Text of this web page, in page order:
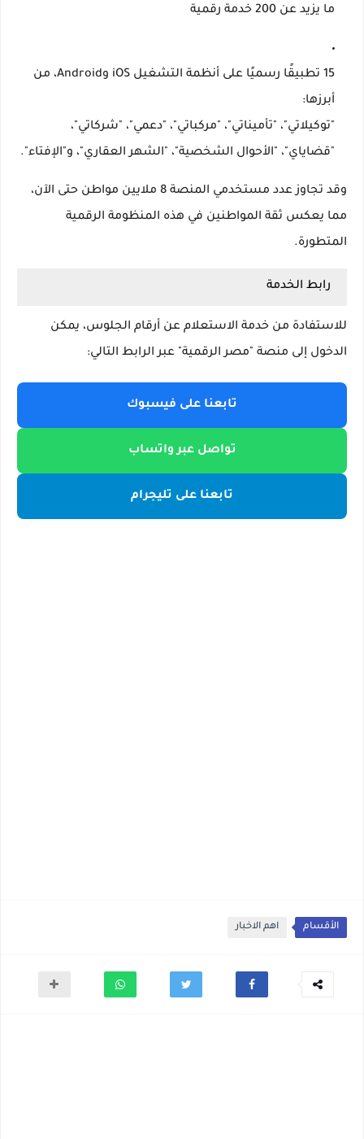
ما يزيد عن 200 خدمة رقمية
15 تطبيقًا رسميًا
على أنظمة التشغيل iOS وAndroid، من
أبرزها:
"توكيلاتي"، "تأميناتي"، "مركباتي"، "دعمي"، "شركاتي"،
"قضاياي"، "الأحوال الشخصية"، "الشهر العقاري"، و"الإفتاء".
وقد تجاوز عدد مستخدمي المنصة 8 ملايين مواطن
حتى الآن،
مما يعكس ثقة المواطنين في هذه المنظومة الرقمية
المتطورة.
رابط الخدمة
للاستفادة من خدمة الاستعلام عن أرقام الجلوس، يمكن
الدخول إلى منصة "مصر الرقمية" عبر الرابط التالي:
تابعنا على فيسبوك
تواصل عبر واتساب
تابعنا على تليجرام
الأقسام اهم الاخبار